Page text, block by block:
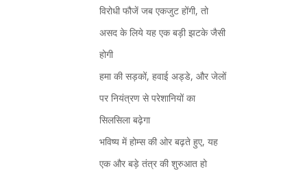
विरोधी फौजें जब एकजुट होंगी, तो
असद के लिये यह एक बड़ी झटके जैसी
होगी
हमा की सड़कों, हवाई अड्डे, और जेलों
पर नियंत्रण से परेशानियों का
सिलसिला बढ़ेगा
भविष्य में होम्स की ओर बढ़ते हुए, यह
एक और बड़े तंत्र की शुरुआत हो